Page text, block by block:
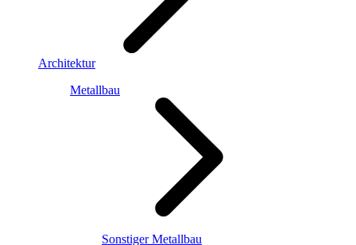
Architektur
Metallbau
Sonstiger Metallbau